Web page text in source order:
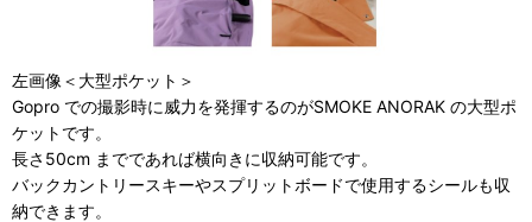
左画像＜大型ポケット＞
Gopro での撮影時に威力を発揮するのがSMOKE ANORAK の大型ポ
ケットです。
長さ50cm までであれば横向きに収納可能です。
バックカントリースキーやスプリットボードで使用するシールも収
納できます。